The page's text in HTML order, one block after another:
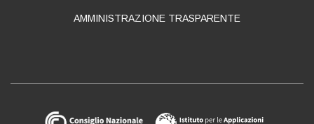
AMMINISTRAZIONE TRASPARENTE